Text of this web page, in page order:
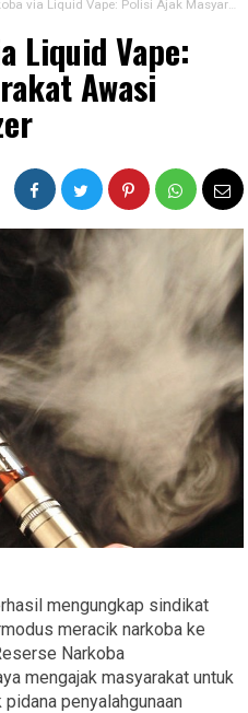
Vape: Polisi Ajak Masyarakat Awasi Pengguna Vaporizer
Liquid Vape:
Awasi
mengungkap sindikat
meracik narkoba ke
Narkoba
mengajak masyarakat untuk
penyalahgunaan